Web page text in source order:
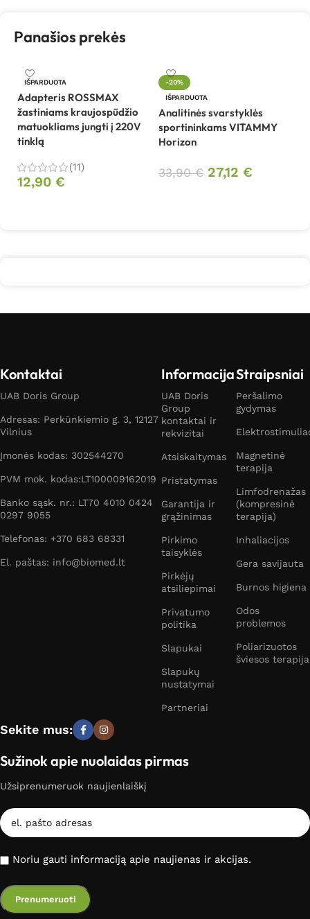
Panašios prekės
IŠPARDUOTA
Adapteris ROSSMAX
žastiniams kraujospūdžio
matuokliams jungti į 220V
tinklą
(11)
12,90 €
-20%
IŠPARDUOTA
Analitinės svarstyklės
sportininkams VITAMMY
Horizon
33,90€ 27,12 €
Kontaktai
UAB Doris Group
Adresas: Perkūnkiemio g. 3, 12127
Vilnius
Įmonės kodas: 302544270
PVM mok. kodas:LT100009162019
Banko sąsk. nr.: LT70 4010 0424
0297 9055
Telefonas: +370 683 68331
El. paštas: info@biomed.lt
Informacija
UAB Doris
Group
kontaktai ir
rekvizitai
Atsiskaitymas
Pristatymas
Garantija ir
grąžinimas
Pirkimo
taisyklės
Pirkėjų
atsiliepimai
Privatumo
politika
Slapukai
Slapukų
nustatymai
Partneriai
Straipsniai
Peršalimo
gydymas
Magnetinė
terapija
Limfodrenažas
(kompresinė
terapija)
Inhaliacijos
Gera savijauta
Burnos higiena
Odos
problemos
Poliarizuotos
šviesos terapija
Sekite mus:
Sužinok apie nuolaidas pirmas
Užsiprenumeruok naujienlaiškį
Noriu gauti informaciją apie naujienas ir akcijas.